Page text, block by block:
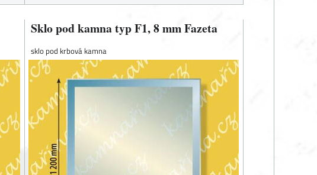
Sklo pod kamna typ F1, 8 mm Fazeta
sklo pod krbová kamna